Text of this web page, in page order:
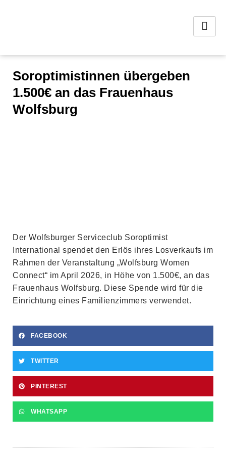
Soroptimistinnen übergeben
1.500€ an das Frauenhaus
Wolfsburg
Der Wolfsburger Serviceclub Soroptimist
International spendet den Erlös ihres Losverkaufs im
Rahmen der Veranstaltung „Wolfsburg Women
Connect“ im April 2026, in Höhe von 1.500€, an das
Frauenhaus Wolfsburg. Diese Spende wird für die
Einrichtung eines Familienzimmers verwendet.
FACEBOOK
TWITTER
PINTEREST
WHATSAPP